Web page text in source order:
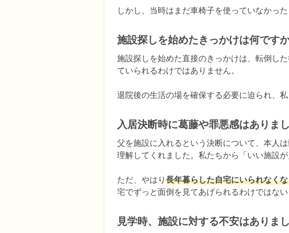
しかし、当時はまだ車椅子を使っていなかった
施設探しを始めたきっかけは何です
施設探しを始めた直接のきっかけは、転倒した
ていられるわけではありません。
退院後の生活の場を確保する必要に迫られ、
入居決断時に葛藤や罪悪感はありま
父を施設に入れるという決断について、本人
理解してくれました。私たちから「いい施設
ただ、やはり 長年暮らした自宅にいられなく
宅でずっと面倒を見てあげられるわけではな
見学時、施設に対する不安はありま